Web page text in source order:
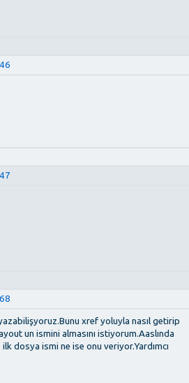
xref yoluyla nasıl getirip
un ismini almasını istiyorum.Aaslında
dosya ismi ne ise onu veriyor.Yardımcı